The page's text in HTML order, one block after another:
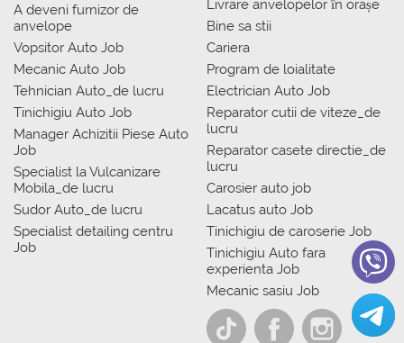
A deveni furnizor de
anvelope
Vopsitor Auto Job
Mecanic Auto Job
Tehnician Auto_de lucru
Tinichigiu Auto Job
Manager Achizitii Piese Auto
Job
Specialist la Vulcanizare
Mobila_de lucru
Sudor Auto_de lucru
Specialist detailing centru
Job
Livrare anvelopelor în orașe
Bine sa stii
Cariera
Program de loialitate
Electrician Auto Job
Reparator cutii de viteze_de
lucru
Reparator casete directie_de
lucru
Carosier auto job
Lacatus auto Job
Tinichigiu de caroserie Job
Tinichigiu Auto fara
experienta Job
Mecanic sasiu Job